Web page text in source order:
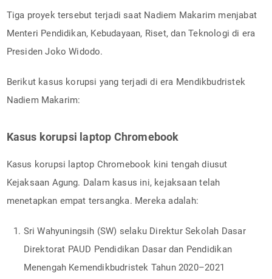
Tiga proyek tersebut terjadi saat Nadiem Makarim menjabat
Menteri Pendidikan, Kebudayaan, Riset, dan Teknologi di era
Presiden Joko Widodo.
Berikut kasus korupsi yang terjadi di era Mendikbudristek
Nadiem Makarim:
Kasus korupsi laptop Chromebook
Kasus korupsi laptop Chromebook kini tengah diusut
Kejaksaan Agung. Dalam kasus ini, kejaksaan telah
menetapkan empat tersangka. Mereka adalah:
Sri Wahyuningsih (SW) selaku Direktur Sekolah Dasar
Direktorat PAUD Pendidikan Dasar dan Pendidikan
Menengah Kemendikbudristek Tahun 2020–2021